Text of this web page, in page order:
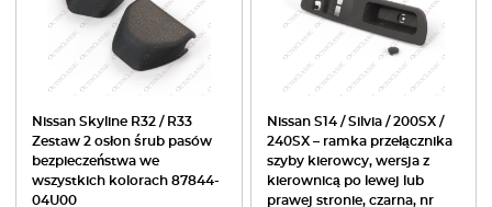
Nissan Skyline R32 / R33
Zestaw 2 osłon śrub pasów
bezpieczeństwa we
wszystkich kolorach 87844-
04U00
Nissan S14 / Silvia / 200SX /
240SX – ramka przełącznika
szyby kierowcy, wersja z
kierownicą po lewej lub
prawej stronie, czarna, nr